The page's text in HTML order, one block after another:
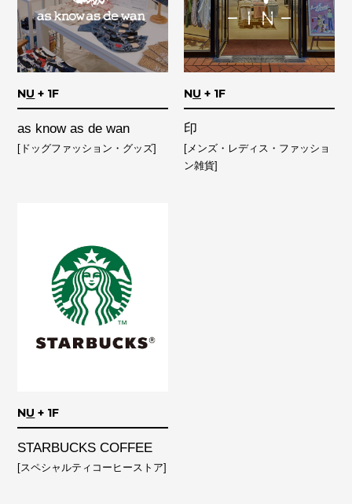
NU + 1F
as know as de wan
[ドッグファッション・グッズ]
NU + 1F
印
[メンズ・レディス・ファッショ
ン雑貨]
NU + 1F
STARBUCKS COFFEE
[スペシャルティコーヒーストア]